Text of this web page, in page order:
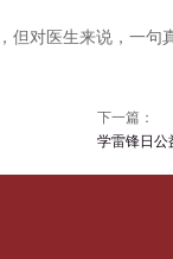
对医生来说，一句
下一篇：
学雷锋日公